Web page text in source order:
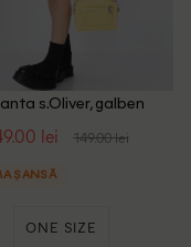
s.Oliver, galben
lei 149.00 lei
ȘANSĂ
ONE SIZE